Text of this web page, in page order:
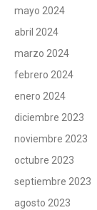
mayo 2024
abril 2024
marzo 2024
febrero 2024
enero 2024
diciembre 2023
noviembre 2023
octubre 2023
septiembre 2023
agosto 2023